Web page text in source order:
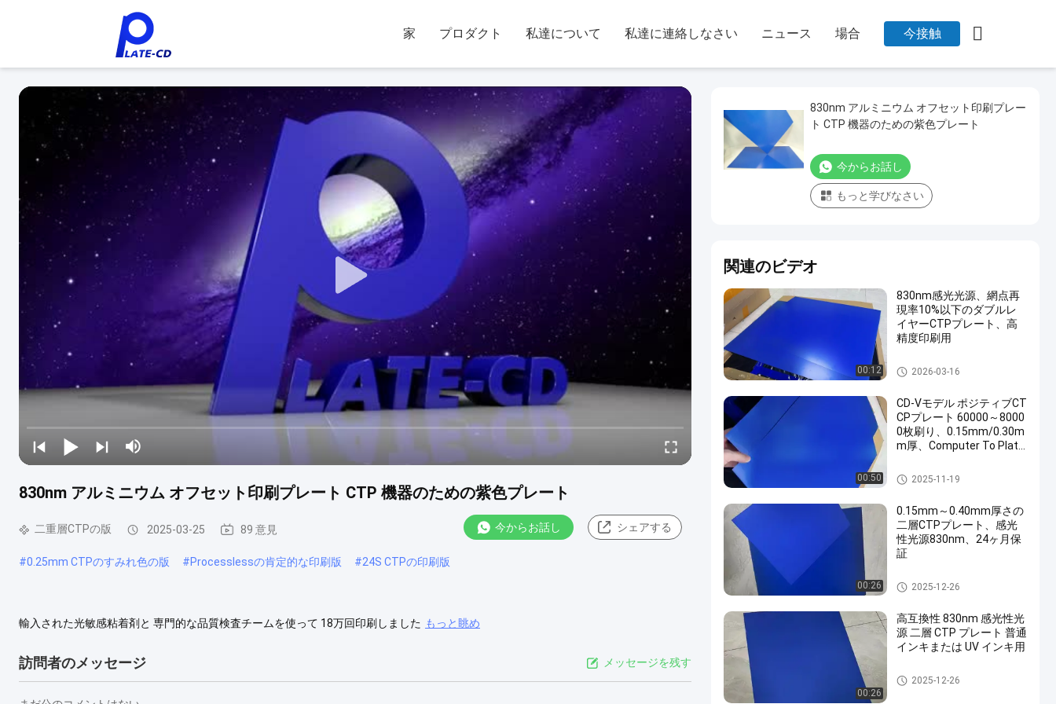
家 プロダクト 私達について 私達に連絡しなさい ニュース 場合 今接触 
830nm アルミニウム オフセット印刷プレート CTP 機器のための紫色プレート
二重層CTPの版 2025-03-25 89 意見 今からお話し シェアする
#0.25mm CTPのすみれ色の版 #Processlessの肯定的な印刷版 #24S CTPの印刷版
輸入された光敏感粘着剤と 専門的な品質検査チームを使って 18万回印刷しました もっと眺め
訪問者のメッセージ メッセージを残す
830nm アルミニウム オフセット印刷プレー
ト CTP 機器のための紫色プレート
今からお話し
もっと学びなさい
関連のビデオ
00:12
830nm感光光源、網点再
現率10%以下のダブルレ
イヤーCTPプレート、高
精度印刷用
二重層CTPの版
2026-03-16
00:50
CD-Vモデル ポジティブCT
CPプレート 60000～8000
0枚刷り、0.15mm/0.30m
m厚、Computer To Plate
CTCPの印刷版
2025-11-19
00:26
0.15mm～0.40mm厚さの
二層CTPプレート、感光
性光源830nm、24ヶ月保
証
二重層CTPの版
2025-12-26
00:26
高互換性 830nm 感光性光
源 二層 CTP プレート 普通
インキまたは UV インキ用
二重層CTPの版
2025-12-26